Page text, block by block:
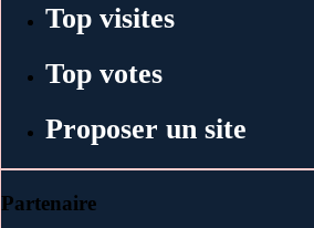
Top visites
Top votes
Proposer un site
Partenaire